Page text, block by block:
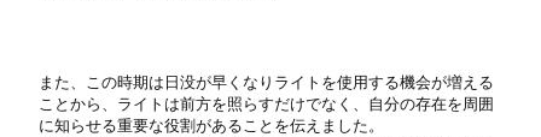
また、この時期は日没が早くなりライトを使用する機会が増える
ことから、ライトは前方を照らすだけでなく、自分の存在を周囲
に知らせる重要な役割があることを伝えました。​